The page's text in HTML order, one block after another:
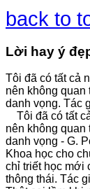
back to
Lời hay ý
Tôi đã có tất cả
nên không quan
danh vọng. Tác
Tôi đã có tất
nên không quan
danh vọng - G.
Khoa học cho
chỉ triết học mới
thông thái. Tác